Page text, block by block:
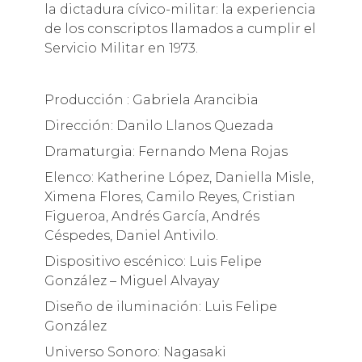
la dictadura cívico-militar: la experiencia
de los conscriptos llamados a cumplir el
Servicio Militar en 1973.
Producción : Gabriela Arancibia
Dirección: Danilo Llanos Quezada
Dramaturgia: Fernando Mena Rojas
Elenco: Katherine López, Daniella Misle,
Ximena Flores, Camilo Reyes, Cristian
Figueroa, Andrés García, Andrés
Céspedes, Daniel Antivilo.
Dispositivo escénico: Luis Felipe
González – Miguel Alvayay
Diseño de iluminación: Luis Felipe
González
Universo Sonoro: Nagasaki